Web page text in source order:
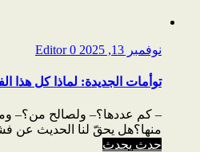
نوفمبر 13, 2025 Editor0
توأمات الجديدة: لماذا كل هذا
– كم عددها؟– ولصالح من؟– وما
منها؟هل يحقّ لنا الحديث عن
حدث يحدث